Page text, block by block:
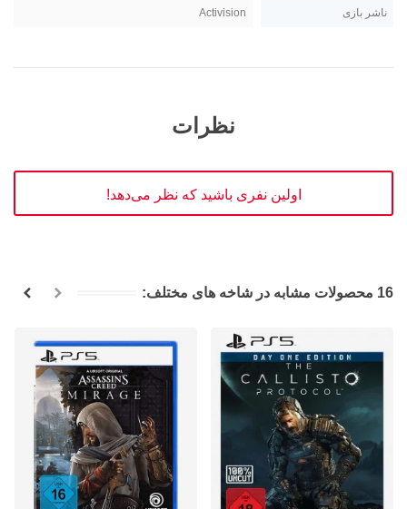
ناشر بازی Activision
نظرات
اولین نفری باشید که نظر می‌دهد!
16 محصولات مشابه در شاخه های مختلف: